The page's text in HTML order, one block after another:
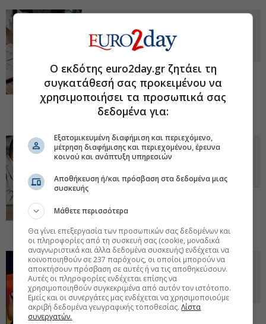
αναζητούν εργασία για να
ξεχωρίσουν
Η έρευνα της Adecco αναφέρει ότι έως το
2030 θα δημιουργηθούν εκατομμύρια νέες
θέσεις. Όμως απαιτούνται συνεχής
μάθηση, τεχνικές και ανθρώπινες
δεξιότητες, ευελιξία και προσαρμοστικότητα.
Χάνονται χιλιάδες θέσεις εργασίας
στη Βρετανία, πίεση από τον
πόλεμο
υποχωρεί. Οι επιχειρήσεις πιέζονται από
στη Μέση Ανατολή. 21 Απρ 2026 - 09:51
Γερμανία: Πάνω από 3 εκατ.
άνεργοι παρά την εποχική άνοδο
της απασχόλησης
Παρά την εποχική άνοδο της
Ο εκδότης euro2day.gr ζητάει τη
συγκατάθεσή σας προκειμένου να
χρησιμοποιήσει τα προσωπικά σας
δεδομένα για:
Εξατομικευμένη διαφήμιση και περιεχόμενο,
μέτρηση διαφήμισης και περιεχομένου, έρευνα
κοινού και ανάπτυξη υπηρεσιών
Αποθήκευση ή/και πρόσβαση στα δεδομένα μιας
συσκευής
Μάθετε περισσότερα
Θα γίνει επεξεργασία των προσωπικών σας δεδομένων και
οι πληροφορίες από τη συσκευή σας (cookie, μοναδικά
αναγνωριστικά και άλλα δεδομένα συσκευής) ενδέχεται να
κοινοποιηθούν σε 237 παρόχους, οι οποίοι μπορούν να
αποκτήσουν πρόσβαση σε αυτές ή να τις αποθηκεύσουν.
Αυτές οι πληροφορίες ενδέχεται επίσης να
χρησιμοποιηθούν συγκεκριμένα από αυτόν τον ιστότοπο.
Εμείς και οι συνεργάτες μας ενδέχεται να χρησιμοποιούμε
ακριβή δεδομένα γεωγραφικής τοποθεσίας.Λίστα
συνεργατών.